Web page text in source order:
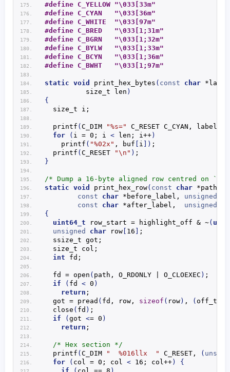
#define C_YELLOW "\033[33m"
#define C_CYAN   "\033[36m"
#define C_WHITE  "\033[97m"
#define C_BRED   "\033[1;31m"
#define C_BGRN   "\033[1;32m"
#define C_BYLW   "\033[1;33m"
#define C_BCYN   "\033[1;36m"
#define C_BWHT   "\033[1;97m"
static void print_hex_bytes ( const char
          size_t len
)
{
  size_t i;
printf ( C_DIM "%s=" C_RESET C_CYAN, label
for
( i = 0; i < len; i++)
printf ( "%02x" , buf i ]) ;
printf ( C_RESET "\n" ) ;
}
/* Dump a 16-byte aligned row centred on
static void print_hex_row( const char *path,
const
char *before_label, unsigned
const
char *after_label, unsigned
{
uint64_t row_start = highlight_off & ~(
unsigned
char row 16
;
  ssize_t got;
  size_t col;
int fd;
  fd =
open ( path, O_RDONLY | O_CLOEXEC ) ;
if
( fd < 0 )
return ;
  got =
pread ( fd, row, sizeof ( row) , ( off_t
close ( fd ) ;
if
( got <= 0 )
return ;
/* Hex section */
printf ( C_DIM "  %016llx  " C_RESET, (
for
( col = 0; col < 16; col++)
{